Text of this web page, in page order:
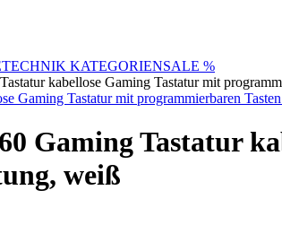
TECHNIK KATEGORIENSALE %
kabellose Gaming Tastatur mit
Gaming Tastatur
weiß